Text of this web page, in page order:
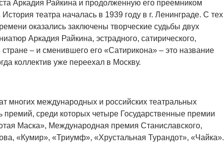
Аркадия Райкина и продолженную его преемником
театра началась в 1939 году в г. Ленинграде. С тех
оказались заключены творческие судьбы двух
Аркадия Райкина, эстрадного, сатирического,
– и сменившего его «Сатирикона» – это название
коллектив уже переехал в Москву.
многих международных и российских театральных
премий, среди которых четыре Государственные премии
Маска», Международная премия Станиславского,
«Кумир», «Триумф», «Хрустальная Турандот», «Чайка».